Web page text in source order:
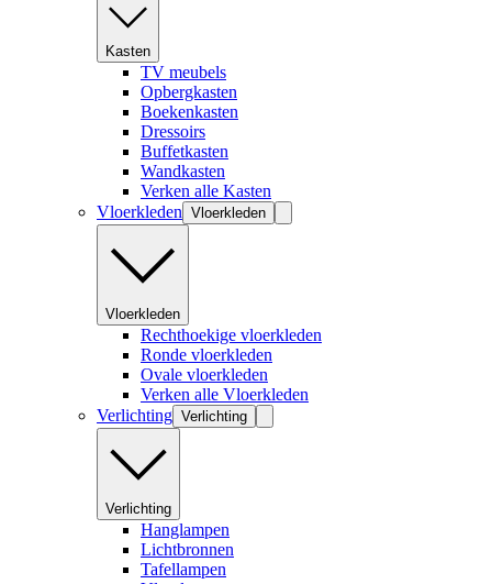
Kasten
TV meubels
Opbergkasten
Boekenkasten
Dressoirs
Buffetkasten
Wandkasten
Verken alle Kasten
Vloerkleden Vloerkleden
Vloerkleden
Rechthoekige vloerkleden
Ronde vloerkleden
Ovale vloerkleden
Verken alle Vloerkleden
Verlichting Verlichting
Verlichting
Hanglampen
Lichtbronnen
Tafellampen